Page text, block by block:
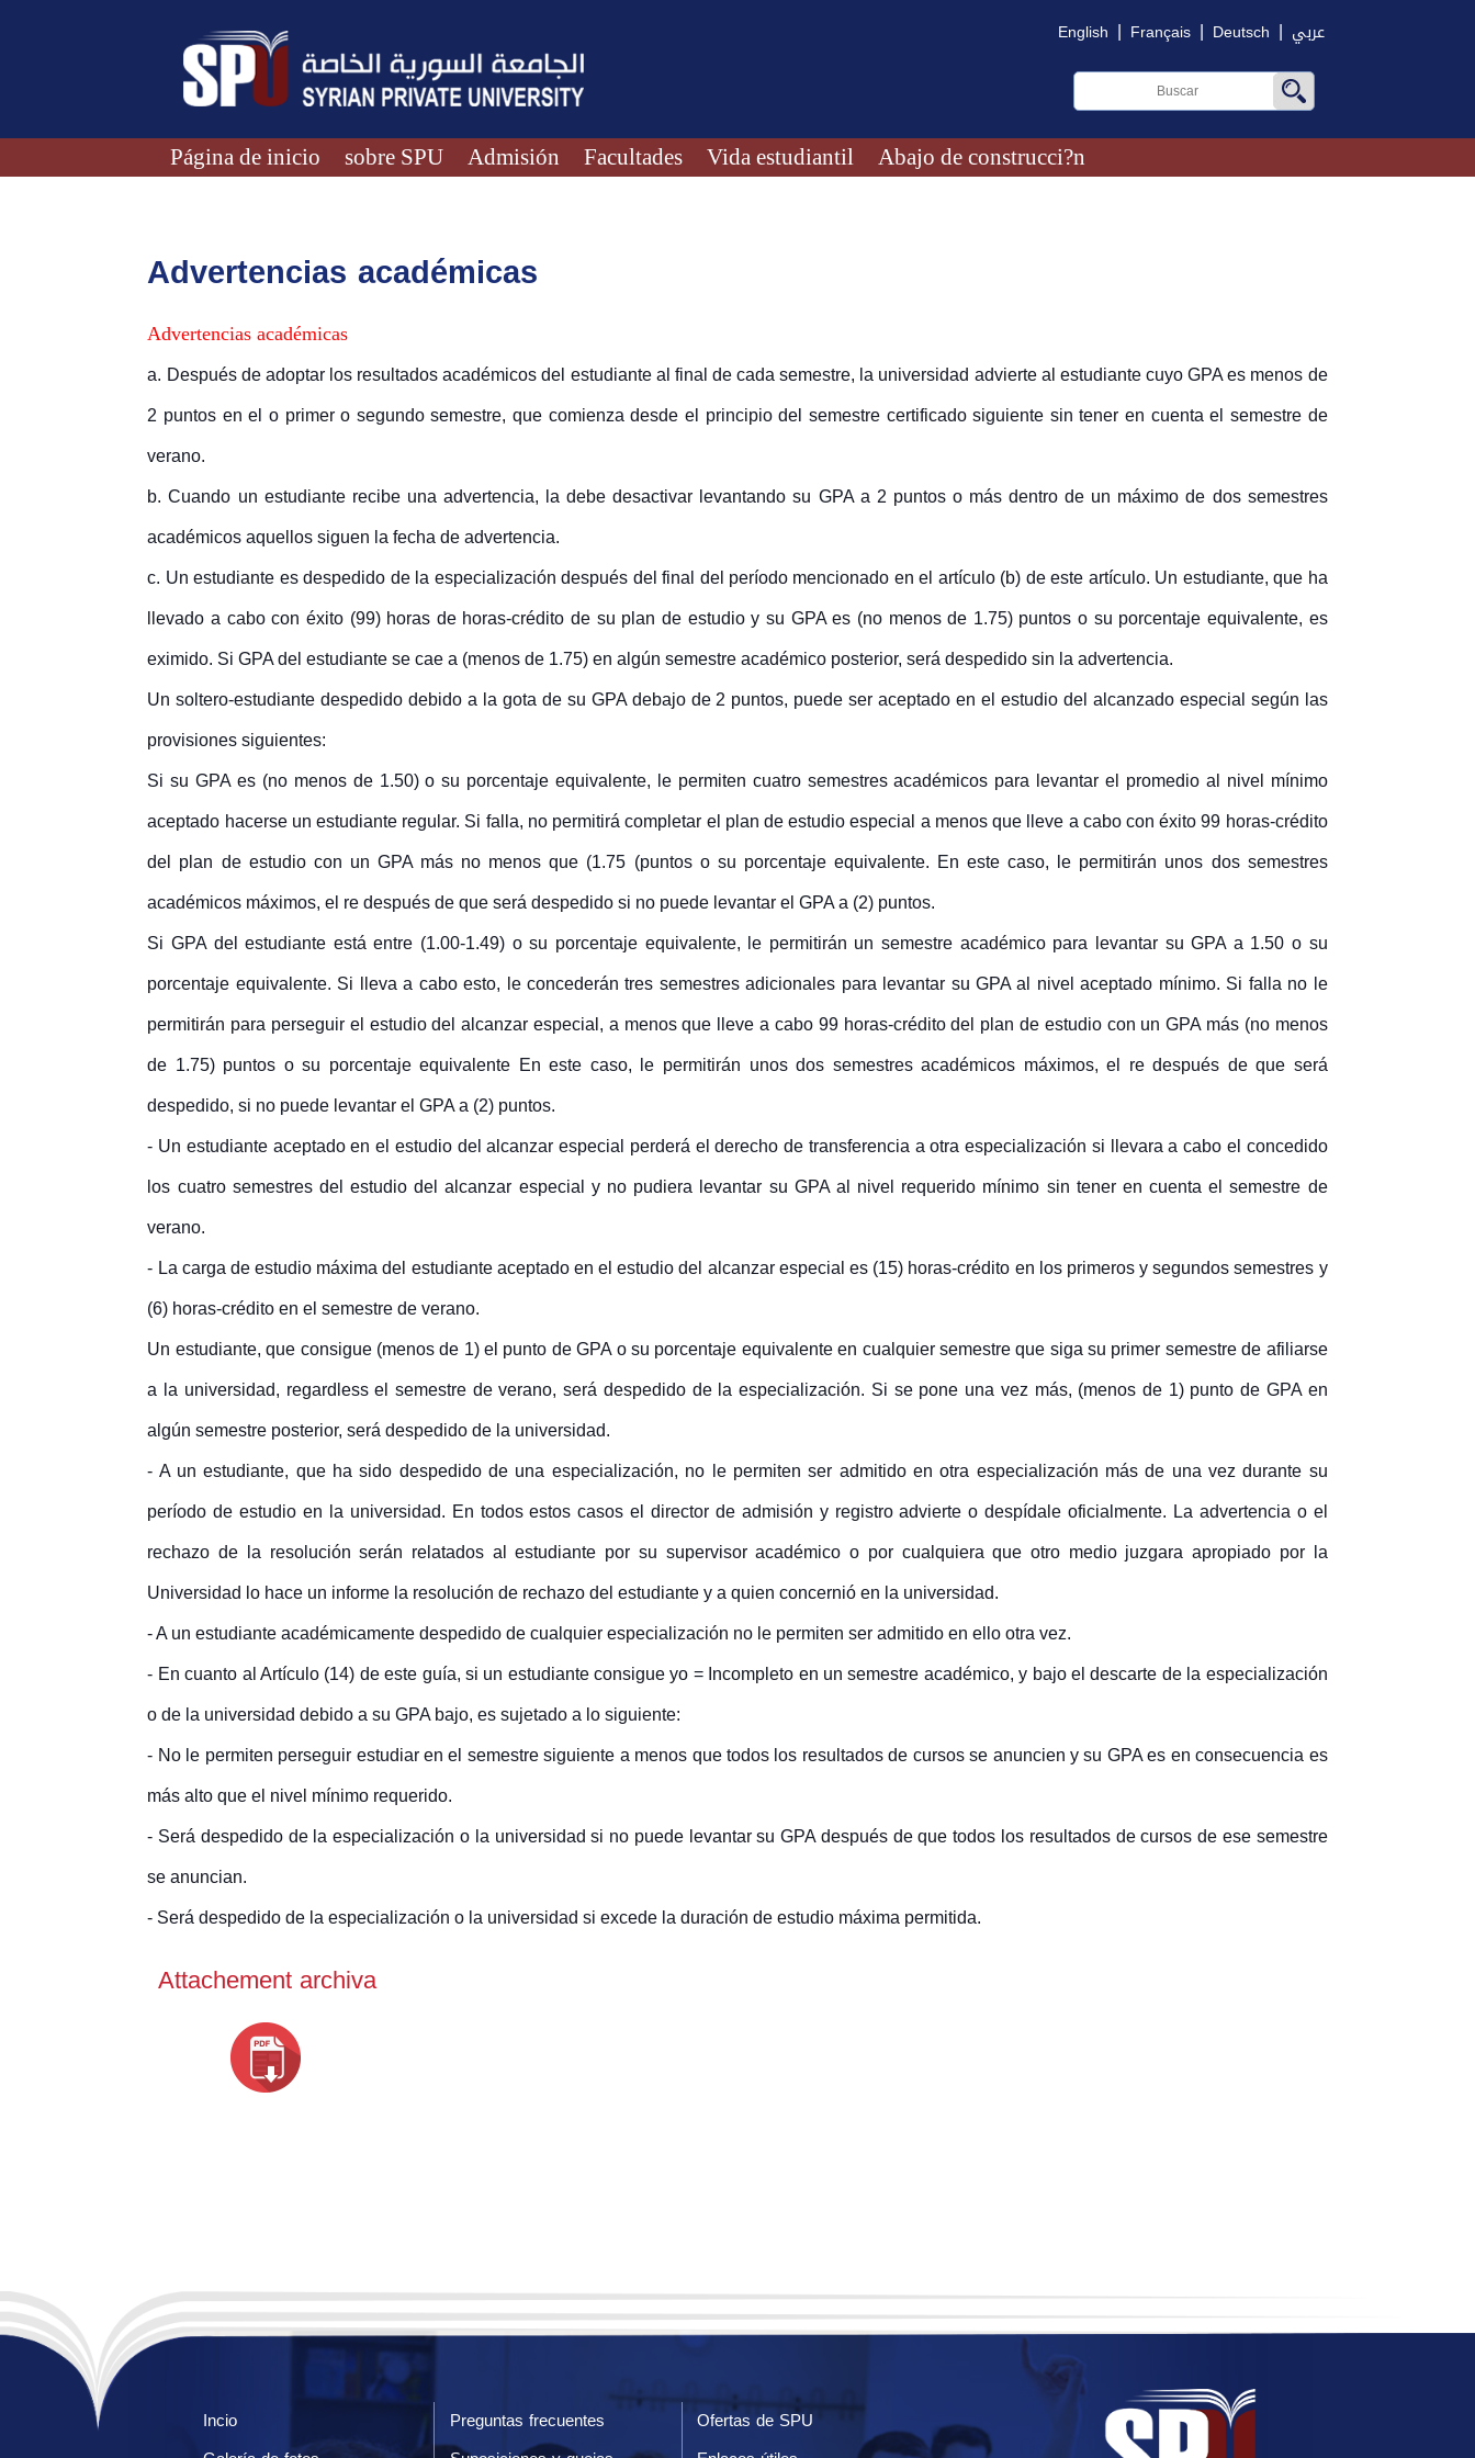
English | Français | Deutsch | عربي
Página de inicio sobre SPU Admisión Facultades Vida estudiantil Abajo de construcci?n
Advertencias académicas
Advertencias académicas
a. Después de adoptar los resultados académicos del estudiante al final de cada semestre, la universidad advierte al estudiante cuyo GPA es menos de
2 puntos en el o primer o segundo semestre, que comienza desde el principio del semestre certificado siguiente sin tener en cuenta el semestre de
verano.
b. Cuando un estudiante recibe una advertencia, la debe desactivar levantando su GPA a 2 puntos o más dentro de un máximo de dos semestres
académicos aquellos siguen la fecha de advertencia.
c. Un estudiante es despedido de la especialización después del final del período mencionado en el artículo (b) de este artículo. Un estudiante, que ha
llevado a cabo con éxito (99) horas de horas-crédito de su plan de estudio y su GPA es (no menos de 1.75) puntos o su porcentaje equivalente, es
eximido. Si GPA del estudiante se cae a (menos de 1.75) en algún semestre académico posterior, será despedido sin la advertencia.
Un soltero-estudiante despedido debido a la gota de su GPA debajo de 2 puntos, puede ser aceptado en el estudio del alcanzado especial según las
provisiones siguientes:
Si su GPA es (no menos de 1.50) o su porcentaje equivalente, le permiten cuatro semestres académicos para levantar el promedio al nivel mínimo
aceptado hacerse un estudiante regular. Si falla, no permitirá completar el plan de estudio especial a menos que lleve a cabo con éxito 99 horas-crédito
del plan de estudio con un GPA más no menos que (1.75 (puntos o su porcentaje equivalente. En este caso, le permitirán unos dos semestres
académicos máximos, el re después de que será despedido si no puede levantar el GPA a (2) puntos.
Si GPA del estudiante está entre (1.00-1.49) o su porcentaje equivalente, le permitirán un semestre académico para levantar su GPA a 1.50 o su
porcentaje equivalente. Si lleva a cabo esto, le concederán tres semestres adicionales para levantar su GPA al nivel aceptado mínimo. Si falla no le
permitirán para perseguir el estudio del alcanzar especial, a menos que lleve a cabo 99 horas-crédito del plan de estudio con un GPA más (no menos
de 1.75) puntos o su porcentaje equivalente En este caso, le permitirán unos dos semestres académicos máximos, el re después de que será
despedido, si no puede levantar el GPA a (2) puntos.
- Un estudiante aceptado en el estudio del alcanzar especial perderá el derecho de transferencia a otra especialización si llevara a cabo el concedido
los cuatro semestres del estudio del alcanzar especial y no pudiera levantar su GPA al nivel requerido mínimo sin tener en cuenta el semestre de
verano.
- La carga de estudio máxima del estudiante aceptado en el estudio del alcanzar especial es (15) horas-crédito en los primeros y segundos semestres y
(6) horas-crédito en el semestre de verano.
Un estudiante, que consigue (menos de 1) el punto de GPA o su porcentaje equivalente en cualquier semestre que siga su primer semestre de afiliarse
a la universidad, regardless el semestre de verano, será despedido de la especialización. Si se pone una vez más, (menos de 1) punto de GPA en
algún semestre posterior, será despedido de la universidad.
- A un estudiante, que ha sido despedido de una especialización, no le permiten ser admitido en otra especialización más de una vez durante su
período de estudio en la universidad. En todos estos casos el director de admisión y registro advierte o despídale oficialmente. La advertencia o el
rechazo de la resolución serán relatados al estudiante por su supervisor académico o por cualquiera que otro medio juzgara apropiado por la
Universidad lo hace un informe la resolución de rechazo del estudiante y a quien concernió en la universidad.
- A un estudiante académicamente despedido de cualquier especialización no le permiten ser admitido en ello otra vez.
- En cuanto al Artículo (14) de este guía, si un estudiante consigue yo = Incompleto en un semestre académico, y bajo el descarte de la especialización
o de la universidad debido a su GPA bajo, es sujetado a lo siguiente:
- No le permiten perseguir estudiar en el semestre siguiente a menos que todos los resultados de cursos se anuncien y su GPA es en consecuencia es
más alto que el nivel mínimo requerido.
- Será despedido de la especialización o la universidad si no puede levantar su GPA después de que todos los resultados de cursos de ese semestre
se anuncian.
- Será despedido de la especialización o la universidad si excede la duración de estudio máxima permitida.
Attachement archiva
Incio Preguntas frecuentes
Ofertas de SPU